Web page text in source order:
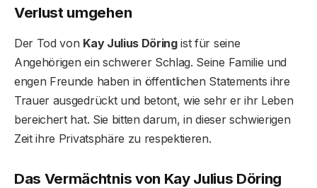
Verlust umgehen
Der Tod von Kay Julius Döringist für seine
Angehörigen ein schwerer Schlag. Seine Familie und
engen Freunde haben in öffentlichen Statements ihre
Trauer ausgedrückt und betont, wie sehr er ihr Leben
bereichert hat. Sie bitten darum, in dieser schwierigen
Zeit ihre Privatsphäre zu respektieren.
Das Vermächtnis von Kay Julius Döring